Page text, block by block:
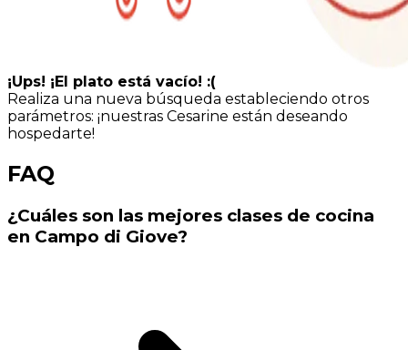
¡Ups! ¡El plato está vacío! :(
Realiza una nueva búsqueda estableciendo otros
parámetros: ¡nuestras Cesarine están deseando
hospedarte!
FAQ
¿Cuáles son las mejores clases de cocina
en Campo di Giove?